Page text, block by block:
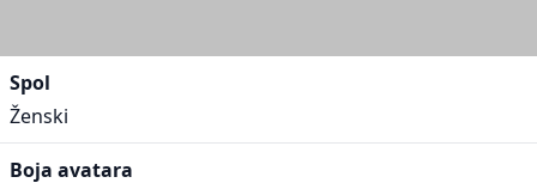
Spol
Ženski
Boja avatara